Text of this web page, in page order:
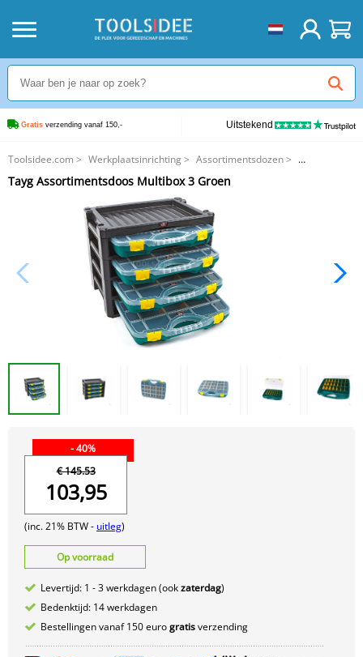
Gratis verzending vanaf 150,- Uitstekend
Toolsidee.com > Werkplaatsinrichting > Assortimentsdozen>
Tayg Assortimentsdoos Multibox 3 Groen
Tayg Assortimentsdoos Multibox 3 Groen
- 40%
€ 145.53
103,95
(inc. 21% BTW - uitleg)
Op voorraad
Levertijd: 1 - 3 werkdagen (ookzaterdag)
Bedenktijd: 14 werkdagen
Bestellingen vanaf 150 eurogratisverzending